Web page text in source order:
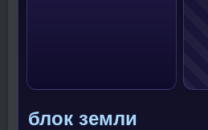
блок земли